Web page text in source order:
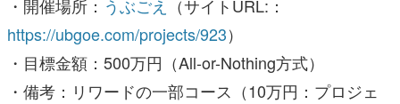
・開催場所： うぶごえ
（サイトURL:：
https://ubgoe.com/projects/923）
・目標金額：500万円（All-or-Nothing方式）
・備考：リワードの一部コース（10万円：プロジェ